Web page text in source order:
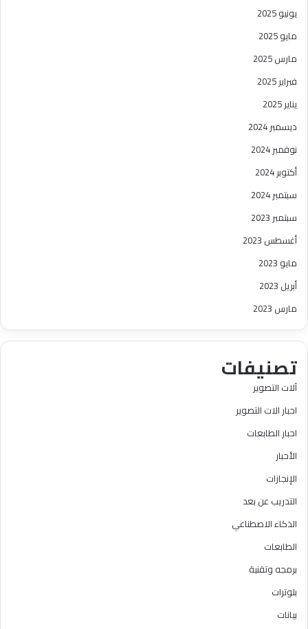
يونيو 2025
مايو 2025
مارس 2025
فبراير 2025
يناير 2025
ديسمبر 2024
نوفمبر 2024
أكتوبر 2024
سبتمبر 2024
سبتمبر 2023
أغسطس 2023
مايو 2023
أبريل 2023
مارس 2023
تصنيفات
آلات التصوير
احبار الات التصوير
احبار الطابعات
الأحبار
الإنجازات
التدريب عن بعد
الذكاء الاصطناعي
الطابعات
برمجه وتقنية
بلوترات
بيانات